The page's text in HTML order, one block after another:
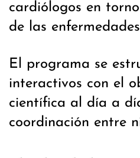
cardiólogos en
de las
El programa se
interactivos con el
científica al día a
coordinación entre